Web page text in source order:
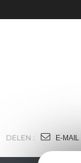
DELEN : E-MAIL